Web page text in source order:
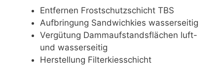
Entfernen Frostschutzschicht TBS
Aufbringung Sandwichkies wasserseitig
Vergütung Dammaufstandsflächen luft-
und wasserseitig
Herstellung Filterkiesschicht